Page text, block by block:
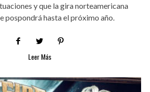
y que la gira norteamericana
pospondrá hasta el próximo año.
Leer Más